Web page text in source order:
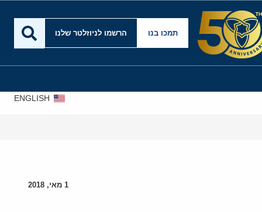
תמכו בנו הרשמו לניוזלטר שלנו
ENGLISH
1 מאי, 2018